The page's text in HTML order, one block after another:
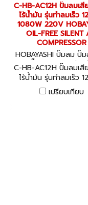
C-HB-AC12H ปั๊มลมเสี
ไร้น้ำมัน รุ่นทำลมเร็ว
1080W 220V
OIL-FREE SILENT
COMPRESSOR
HOBAYASHI ปั๊มลม ปั๊
พาน ปั๊มลมออยล์ฟรี เ
ลม C-HB-AC12H
C-HB-AC12H ปั๊มลมเสี
ไร้น้ำมัน รุ่นทำลมเร็ว
1080W 220V
OIL-FREE SILENT
เปรียบเทียบ